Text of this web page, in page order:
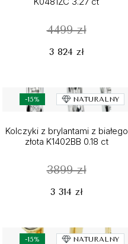
4499 zł
3 824 zł
-15% NATURALNY
Kolczyki z brylantami z białego
złota K1402BB 0.18 ct
3899 zł
3 314 zł
-15% NATURALNY